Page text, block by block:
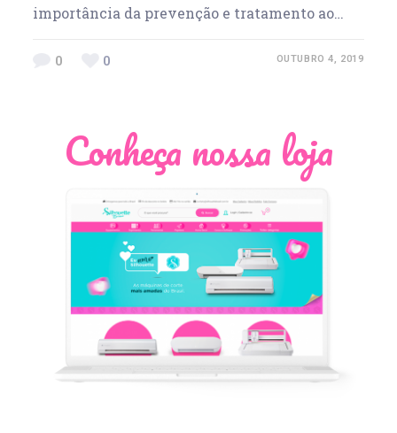
importância da prevenção e tratamento ao…
0 0 OUTUBRO 4, 2019
Conheça nossa loja
Léia Pastori